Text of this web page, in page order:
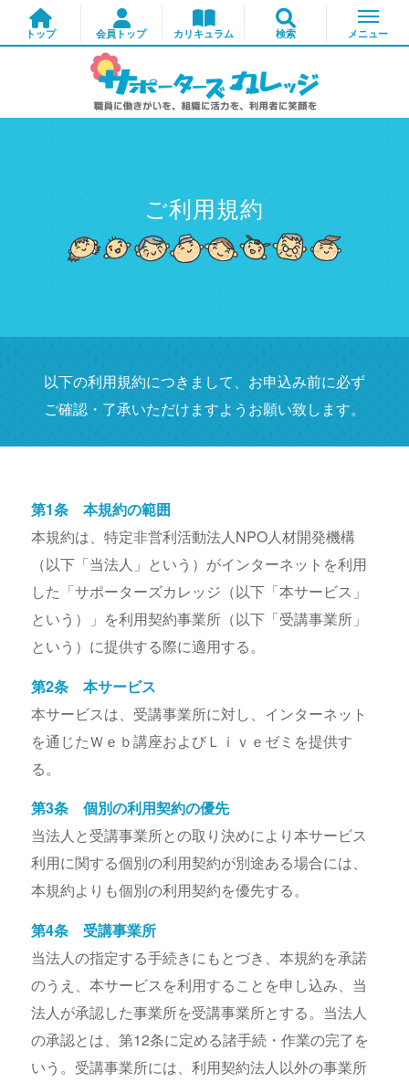
ご利用規約
以下の利用規約につきまして、お申込み前に必ず
ご確認・了承いただけますようお願い致します。
第1条 本規約の範囲
本規約は、特定非営利活動法人NPO人材開発機構
（以下「当法人」という）がインターネットを利用
した「サポーターズカレッジ（以下「本サービス」
という）」を利用契約事業所（以下「受講事業所」
という）に提供する際に適用する。
第2条 本サービス
本サービスは、受講事業所に対し、インターネット
を通じたＷｅｂ講座およびＬｉｖｅゼミを提供す
る。
第3条 個別の利用契約の優先
当法人と受講事業所との取り決めにより本サービス
利用に関する個別の利用契約が別途ある場合には、
本規約よりも個別の利用契約を優先する。
第4条 受講事業所
当法人の指定する手続きにもとづき、本規約を承諾
のうえ、本サービスを利用することを申し込み、当
法人が承認した事業所を受講事業所とする。当法人
の承認とは、第12条に定める諸手続・作業の完了を
いう。受講事業所には、利用契約法人以外の事業所